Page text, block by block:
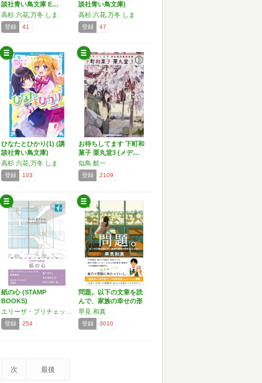
談社青い鳥文庫 E…
高杉 六花,万冬 しま
登録 41
談社青い鳥文庫)
高杉 六花,万冬 しま
登録 47
ひなたとひかり(1) (講
談社青い鳥文庫)
高杉 六花,万冬 しま
登録 103
お待ちしてます 下町和
菓子 栗丸堂3 (メデ…
似鳥 航一
登録 2109
紙の心 (STAMP
BOOKS)
登録 254
問題。以下の文章を読
んで、家族の幸せの形
を答…
早見 和真
登録 3010
次 最後